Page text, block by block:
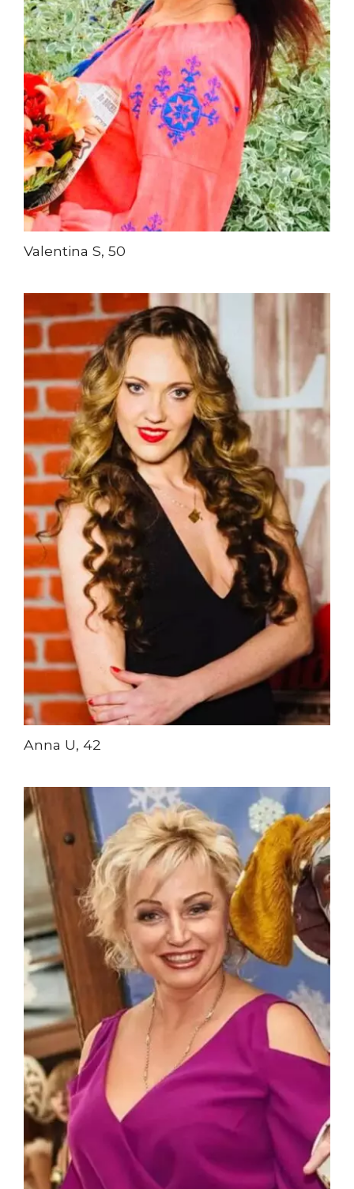
Valentina S, 50
Anna U, 42